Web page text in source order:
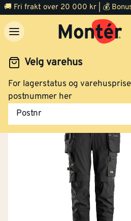
Velg varehus
For lagerstatus og
postnummer her
Postnr
og verneutstyr
Bukse vindtett 6775 dame
Bukse vindtett 6775 dame
Kjøp
Bukse vindtett 6775 dame